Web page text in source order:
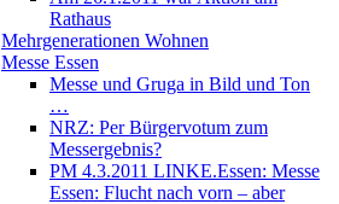
Rathaus
Mehrgenerationen Wohnen
Messe Essen
Messe und Gruga in Bild und Ton
…
NRZ: Per Bürgervotum zum
Messergebnis?
PM 4.3.2011 LINKE.Essen: Messe
Essen: Flucht nach vorn – aber